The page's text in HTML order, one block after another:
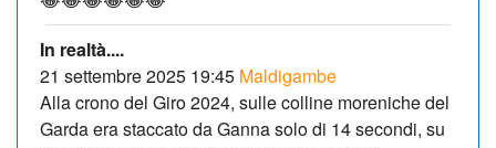
In realtà....
21 settembre 2025 19:45 Maldigambe
Alla crono del Giro 2024, sulle colline moreniche del
Garda era staccato da Ganna solo di 14 secondi, su